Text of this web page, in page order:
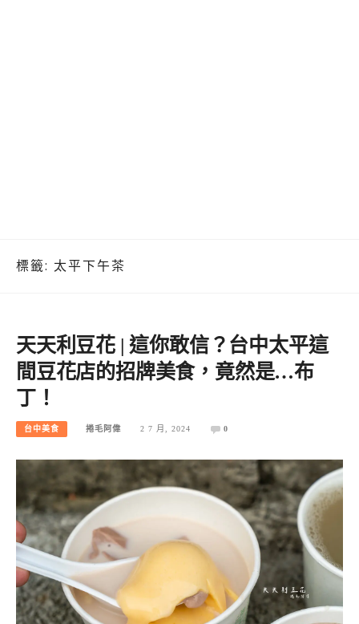
標籤: 太平下午茶
天天利豆花 | 這你敢信？台中太平這
間豆花店的招牌美食，竟然是…布
丁！
台中美食 捲毛阿偉 2 7 月, 2024 0